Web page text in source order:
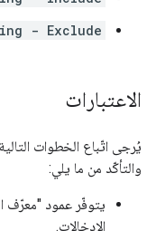
- Exclude
الاعتبارات
والتأكّد من ما يلي:
يتوفّر عمود "معرّف
الإدخالات.